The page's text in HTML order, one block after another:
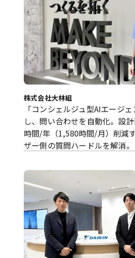
株式会社大林組
「コンシェルジュ型AIエージ
し、問い合わせを自動化。設
時間/年（1,580時間/月）削減
ザー側の質問ハードルを解消。